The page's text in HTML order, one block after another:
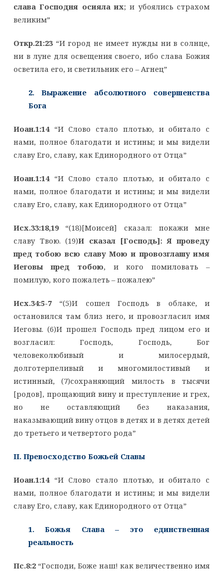
слава Господня осияла их; и убоялись страхом
великим”
Откр.21:23“И город не имеет нужды ни в солнце,
ни в луне для освещения своего, ибо слава Божия
осветила его, и светильник его – Агнец”
2. Выражение абсолютного совершенства
Бога
Иоан.1:14“И Слово стало плотью, и обитало с
нами, полное благодати и истины; и мы видели
славу Его, славу, как Единородного от Отца”
Иоан.1:14“И Слово стало плотью, и обитало с
нами, полное благодати и истины; и мы видели
славу Его, славу, как Единородного от Отца”
Исх.33:18,19“(18)[Моисей] сказал: покажи мне
славу Твою. (19)И сказал [Господь]: Я проведу
пред тобою всю славу Мою и провозглашу имя
Иеговы пред тобою, и кого помиловать –
помилую, кого пожалеть – пожалею”
Исх.34:5-7“(5)И сошел Господь в облаке, и
остановился там близ него, и провозгласил имя
Иеговы. (6)И прошел Господь пред лицом его и
возгласил: Господь, Господь, Бог
человеколюбивый и милосердый,
долготерпеливый и многомилостивый и
истинный, (7)сохраняющий милость в тысячи
[родов], прощающий вину и преступление и грех,
но не оставляющий без наказания,
наказывающий вину отцов в детях и в детях детей
до третьего и четвертого рода”
II. Превосходство Божьей Славы
Иоан.1:14“И Слово стало плотью, и обитало с
нами, полное благодати и истины; и мы видели
славу Его, славу, как Единородного от Отца”
1. Божья Слава – это единственная
реальность
Пс.8:2“Господи, Боже наш! как величественно имя